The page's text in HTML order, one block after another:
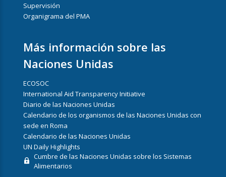
Supervisión
Organigrama del PMA
Más información sobre las
Naciones Unidas
ECOSOC
International Aid Transparency Initiative
Diario de las Naciones Unidas
Calendario de los organismos de las Naciones Unidas con
sede en Roma
Calendario de las Naciones Unidas
UN Daily Highlights
Cumbre de las Naciones Unidas sobre los Sistemas
Alimentarios